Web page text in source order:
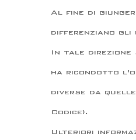
Al fine di
differenziano
In tale
ha ricondotto
diverse da
Codice).
Ulteriori